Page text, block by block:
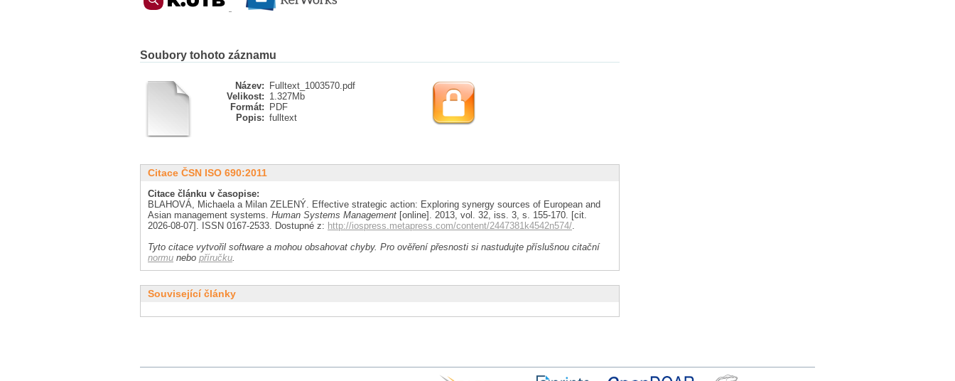
Soubory tohoto záznamu
Název:
Fulltext_1003570.pdf
Velikost: 1.327Mb
Formát:
PDF
Popis: fulltext
Citace ČSN ISO 690:2011
Citace článku v časopise:
BLAHOVÁ, Michaela a Milan ZELENÝ. Effective strategic action: Exploring synergy sources of European and
Asian management systems. Human Systems Management [online]. 2013, vol. 32, iss. 3, s. 155-170. [cit.
2026-08-07]. ISSN 0167-2533. Dostupné z: http://iospress.metapress.com/content/2447381k4542n574/.
Tyto citace vytvořil software a mohou obsahovat chyby. Pro ověření přesnosti si nastudujte příslušnou citační
normu nebo příručku.
Související články